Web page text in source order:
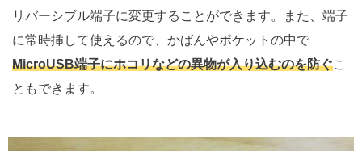
リバーシブル端子に変更することができます。また、端子
に常時挿して使えるので、かばんやポケットの中で
MicroUSB端子にホコリなどの異物が入り込むのを防ぐこ
ともできます。